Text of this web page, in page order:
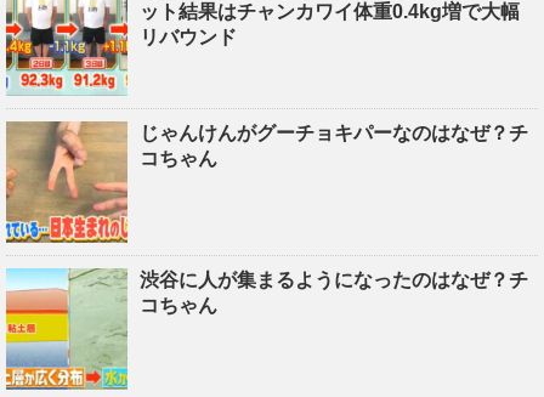
ット結果はチャンカワイ体重0.4kg増で大幅
リバウンド
じゃんけんがグーチョキパーなのはなぜ？チ
コちゃん
渋谷に人が集まるようになったのはなぜ？チ
コちゃん